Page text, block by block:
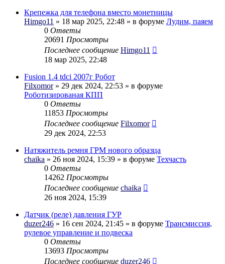
Крепежка для телефона вместо монетницы
Himgo11 » 18 мар 2025, 22:48 » в форуме Лудим, паяем
0 Ответы
20691 Просмотры
Последнее сообщение Himgo11
18 мар 2025, 22:48
Fusion 1.4 tdci 2007г Робот
Filxomor» 29 дек 2024, 22:53 » в форуме
Роботизированая КПП
0 Ответы
11853 Просмотры
Последнее сообщение Filxomor
29 дек 2024, 22:53
Натяжитель ремня ГРМ нового образца
chaika » 26 ноя 2024, 15:39 » в форуме Техчасть
0 Ответы
14262 Просмотры
Последнее сообщение chaika
26 ноя 2024, 15:39
Датчик (реле) давления ГУР
duzer246 » 16 сен 2024, 21:45 » в форуме Трансмиссия,
рулевое управление и подвеска
0 Ответы
13693 Просмотры
Последнее сообщение duzer246